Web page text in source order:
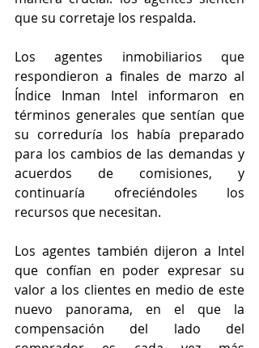
que su corretaje los respalda.
Los agentes inmobiliarios que
respondieron a finales de marzo al
Índice Inman Intel informaron en
términos generales que sentían que
su correduría los había preparado
para los cambios de las demandas y
acuerdos de comisiones, y
continuaría ofreciéndoles los
recursos que necesitan.
Los agentes también dijeron a Intel
que confían en poder expresar su
valor a los clientes en medio de este
nuevo panorama, en el que la
compensación del lado del